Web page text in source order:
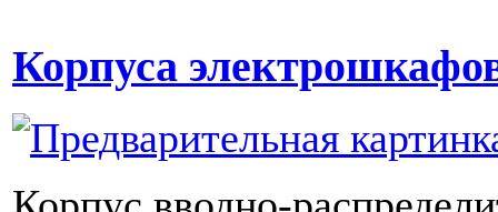
Корпуса